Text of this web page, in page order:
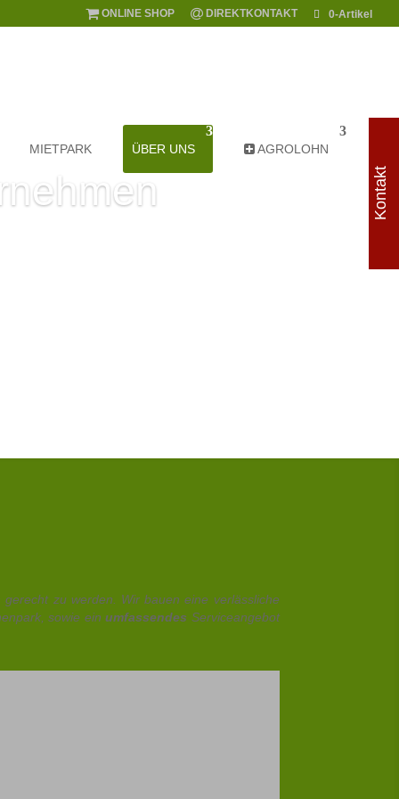
ONLINE SHOP DIREKTKONTAKT 0-Artikel
MIETPARK ÜBER UNS AGROLOHN
zu werden. Wir bauen eine verlässliche
sowie einumfassendes Serviceangebot
Kontakt